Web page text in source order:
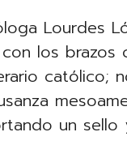
Lourdes
los
católico;
un